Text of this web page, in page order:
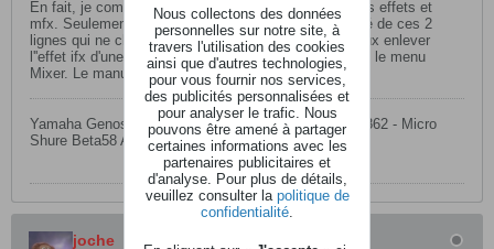
En fait, je comprends très bien comment appliquer les effets et
mfx. Seulement, dans ce menu, je ne vois pas l'utilité de ces 2
lignes qui ne change pas la sonorité du son. Si je veux enlever
l''effet ifx d'une guitare par exemple, je dois aller dans le menu
Mixer. Le manuel ne dit pas grand chose sur cela.
Yamaha Genos2 - HK Lucas Nano 602 - ALTO ZMX 862 - Micro
Shure Beta58 A - Pédale Midi Nektar Pacer
joche
Nous collectons des données
personnelles sur notre site, à
travers l'utilisation des cookies
ainsi que d'autres technologies,
pour vous fournir nos services,
des publicités personnalisées et
pour analyser le trafic. Nous
pouvons être amené à partager
certaines informations avec les
partenaires publicitaires et
d'analyse. Pour plus de détails,
veuillez consulter la politique de
confidentialité